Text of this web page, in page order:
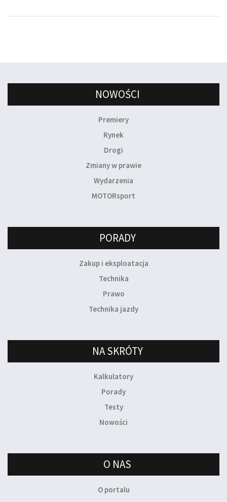
NOWOŚCI
Premiery
Rynek
Drogi
Zmiany w prawie
Wydarzenia
MOTORsport
PORADY
Zakup i eksploatacja
Technika
Prawo
Technika jazdy
NA SKRÓTY
Kalkulatory
Porady
Testy
Nowości
O NAS
O portalu